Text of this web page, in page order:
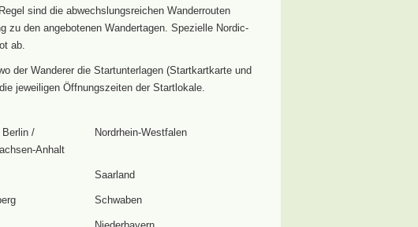
sind die abwechslungsreichen Wanderrouten
den angebotenen Wandertagen. Spezielle Nordic-
ab.
der Wanderer die Startunterlagen (Startkartkarte und
jeweiligen Öffnungszeiten der Startlokale.
Berlin /
Anhalt
Nordrhein-Westfalen
Saarland
Schwaben